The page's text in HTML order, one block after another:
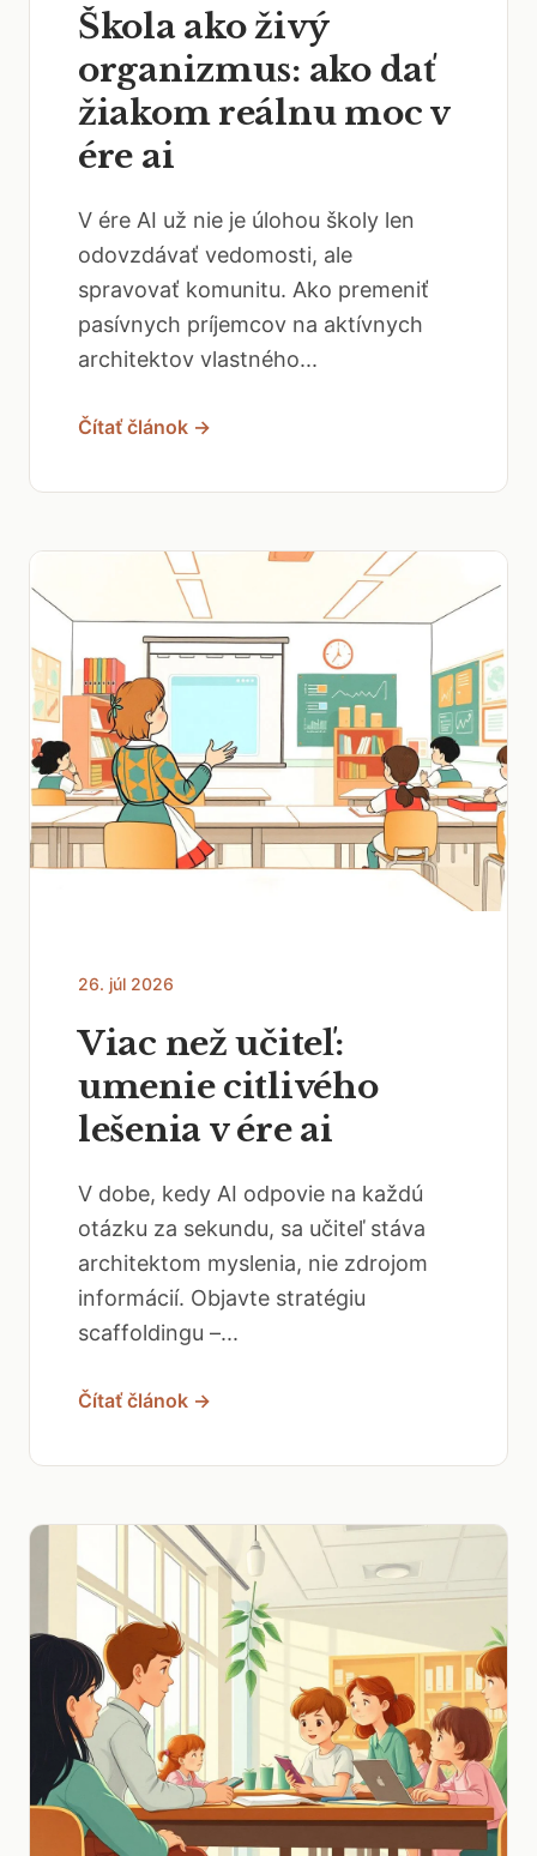
Škola ako živý
organizmus: ako dať
žiakom reálnu moc v
ére ai
V ére AI už nie je úlohou školy len
odovzdávať vedomosti, ale
spravovať komunitu. Ako premeniť
pasívnych príjemcov na aktívnych
architektov vlastného...
Čítať článok →
26. júl 2026
Viac než učiteľ:
umenie citlivého
lešenia v ére ai
V dobe, kedy AI odpovie na každú
otázku za sekundu, sa učiteľ stáva
architektom myslenia, nie zdrojom
informácií. Objavte stratégiu
scaffoldingu –...
Čítať článok →